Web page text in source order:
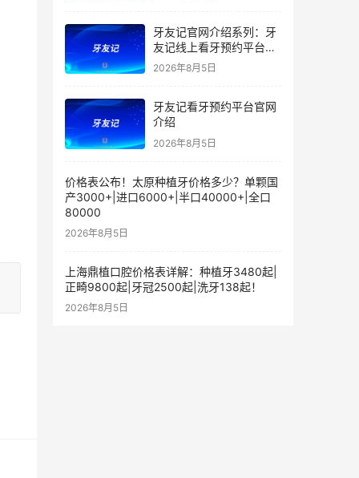
牙友记官网介绍系列：牙
友记线上看牙预约平台的
优势在哪里？
2026年8月5日
牙友记看牙预约平台官网
介绍
2026年8月5日
价格表公布！太原种植牙价格多少？单颗国
产3000+|进口6000+|半口40000+|全口
80000
2026年8月5日
上海鼎植口腔价格表详解：种植牙3480起|
正畸9800起|牙冠2500起|洗牙138起！
2026年8月5日